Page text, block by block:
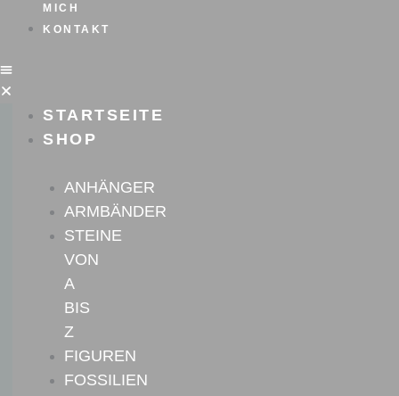
MICH
KONTAKT
STARTSEITE
SHOP
ANHÄNGER
ARMBÄNDER
STEINE
VON
A
BIS
Z
FIGUREN
FOSSILIEN